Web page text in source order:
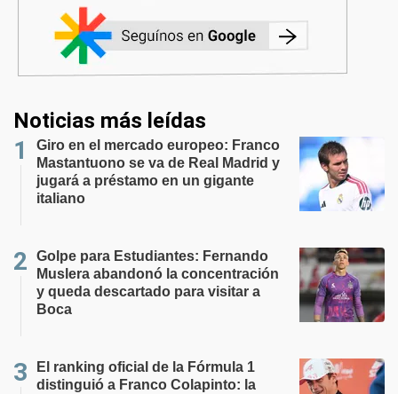
Noticias más leídas
Giro en el mercado europeo: Franco
Mastantuono se va de Real Madrid y
jugará a préstamo en un gigante
italiano
Golpe para Estudiantes: Fernando
Muslera abandonó la concentración
y queda descartado para visitar a
Boca
El ranking oficial de la Fórmula 1
distinguió a Franco Colapinto: la